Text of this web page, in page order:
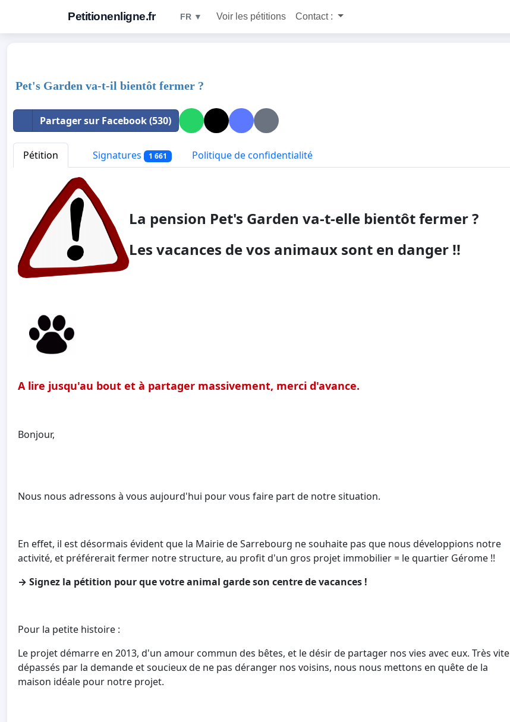
Petitionenligne.fr FR ▼ Voir les pétitions Contact :
Pet's Garden va-t-il bientôt fermer ?
Partager sur Facebook (530)
Pétition Signatures 1 661 Politique de confidentialité
La pension Pet's Garden va-t-elle bientôt fermer ?
Les vacances de vos animaux sont en danger !!
A lire jusqu'au bout et à partager massivement, merci d'avance.
Bonjour,
Nous nous adressons à vous aujourd'hui pour vous faire part de notre situation.
En effet, il est désormais évident que la Mairie de Sarrebourg ne souhaite pas que nous développions notre
activité, et préférerait fermer notre structure, au profit d'un gros projet immobilier = le quartier Gérome !!
→ Signez la pétition pour que votre animal garde son centre de vacances !
Pour la petite histoire :
Le projet démarre en 2013, d'un amour commun des bêtes, et le désir de partager nos vies avec eux. Très vite
dépassés par la demande et soucieux de ne pas déranger nos voisins, nous nous mettons en quête de la
maison idéale pour notre projet.